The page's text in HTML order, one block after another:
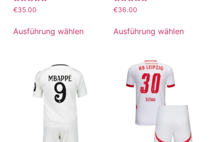
Bewertet
mit
von 5
€35.00
Ausführung wählen
Bewertet
mit
von 5
€36.00
Ausführung wählen